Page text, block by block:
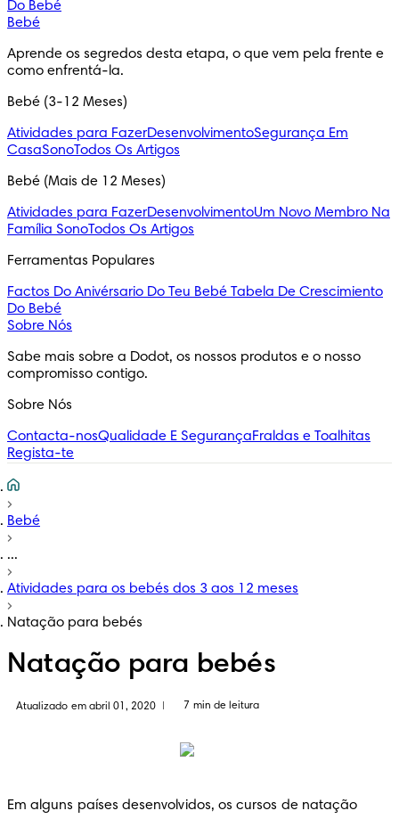
Do Bebé
Bebé
Aprende os segredos desta etapa, o que vem pela frente e
como enfrentá-la.
Bebé (3-12 Meses)
Atividades para FazerDesenvolvimentoSegurança Em
CasaSonoTodos Os Artigos
Bebé (Mais de 12 Meses)
Atividades para FazerDesenvolvimentoUm Novo Membro Na
Família SonoTodos Os Artigos
Ferramentas Populares
Factos Do Anivérsario Do Teu Bebé Tabela De Crescimiento
Do Bebé
Sobre Nós
Sabe mais sobre a Dodot, os nossos produtos e o nosso
compromisso contigo.
Sobre Nós
Contacta-nosQualidade E SegurançaFraldas e Toalhitas
Regista-te
Bebé
...
Atividades para os bebés dos 3 aos 12 meses
Natação para bebés
Natação para bebés
Atualizado em abril 01, 2020 7 min de leitura
Em alguns países desenvolvidos, os cursos de natação